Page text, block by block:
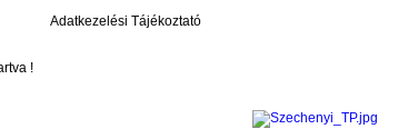
Adatkezelési Tájékoztató
!